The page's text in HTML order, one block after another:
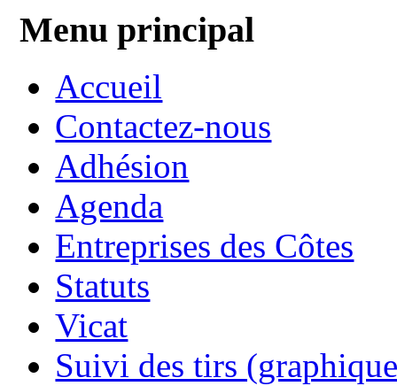
Menu principal
Accueil
Contactez-nous
Adhésion
Agenda
Entreprises des Côtes
Statuts
Vicat
Suivi des tirs